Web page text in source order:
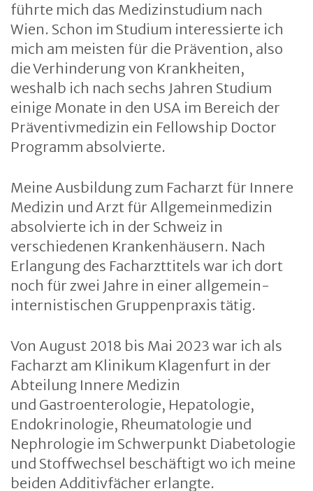
führte mich das Medizinstudium nach
Wien. Schon im Studium interessierte ich
mich am meisten für die Prävention, also
die Verhinderung von Krankheiten,
weshalb ich nach sechs Jahren Studium
einige Monate in den USA im Bereich der
Präventivmedizin ein Fellowship Doctor
Programm absolvierte.​
Meine Ausbildung zum Facharzt für Innere
Medizin und Arzt für Allgemeinmedizin
absolvierte ich in der Schweiz in
verschiedenen Krankenhäusern. Nach
Erlangung des Facharzttitels war ich dort
noch für zwei Jahre in einer allgemein-
internistischen Gruppenpraxis tätig.
Von August 2018 bis Mai 2023 war ich als
Facharzt am Klinikum Klagenfurt in der
Abteilung Innere Medizin
und Gastroenterologie, Hepatologie,
Endokrinologie, Rheumatologie und
Nephrologie im Schwerpunkt Diabetologie
und Stoffwechsel beschäftigt wo ich meine
beiden Additivfächer erlangte.